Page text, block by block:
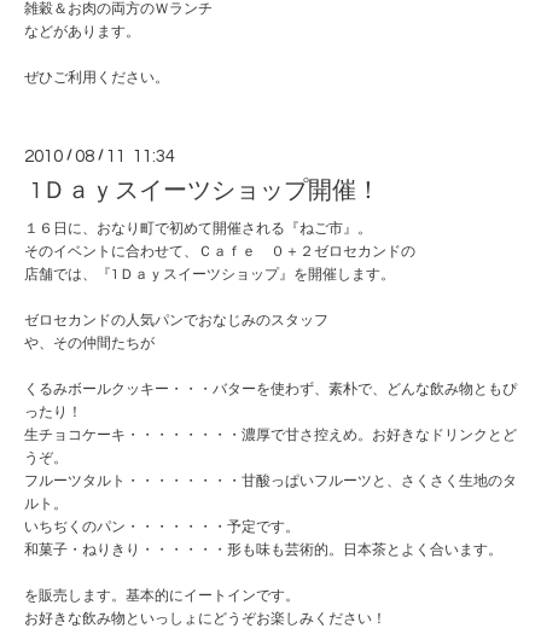
雑穀＆お肉の両方のＷランチ
などがあります。
ぜひご利用ください。
2010 /08 / 11 11:34
1Ｄａｙスイーツショップ開催！
１６日に、おなり町で初めて開催される『ねご市』。
そのイベントに合わせて、Ｃａｆｅ ０＋２ゼロセカンドの
店舗では、『1Ｄａｙスイーツショップ』を開催します。
ゼロセカンドの人気パンでおなじみのスタッフ
や、その仲間たちが
くるみボールクッキー・・・バターを使わず、素朴で、どんな飲み物ともぴ
ったり！
生チョコケーキ・・・・・・・・濃厚で甘さ控えめ。お好きなドリンクとど
うぞ。
フルーツタルト・・・・・・・・甘酸っぱいフルーツと、さくさく生地のタ
ルト。
いちぢくのパン・・・・・・・予定です。
和菓子・ねりきり・・・・・・形も味も芸術的。日本茶とよく合います。
を販売します。基本的にイートインです。
お好きな飲み物といっしょにどうぞお楽しみください！